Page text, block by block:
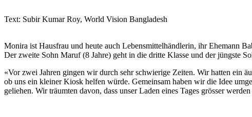
Text: Subir Kumar Roy, World Vision Bangladesh
Monira ist Hausfrau und heute auch Lebensmittelhändlerin, ihr Ehemann
Der zweite Sohn Maruf (8 Jahre) geht in die dritte Klasse und der jüngste
«Vor zwei Jahren gingen wir durch sehr schwierige Zeiten. Wir hatten ein
ob uns ein kleiner Kiosk helfen würde. Gemeinsam haben wir die Idee
geliehen. Wir träumten davon, dass unser Laden eines Tages grösser